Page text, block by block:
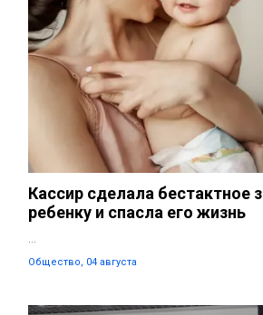
Кассир сделала бестактное
ребенку и спасла его жизнь
...
Общество, 04 августа